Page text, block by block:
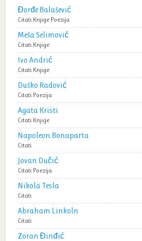
Đorđe Balašević
Citati Knjige Poezija
Meša Selimović
Citati Knjige
Ivo Andrić
Citati Knjige
Duško Radović
Citati Poezija
Agata Kristi
Citati Knjige
Napoleon Bonaparta
Citati
Jovan Dučić
Citati Poezija
Nikola Tesla
Citati
Abraham Linkoln
Citati
Zoran Đinđić